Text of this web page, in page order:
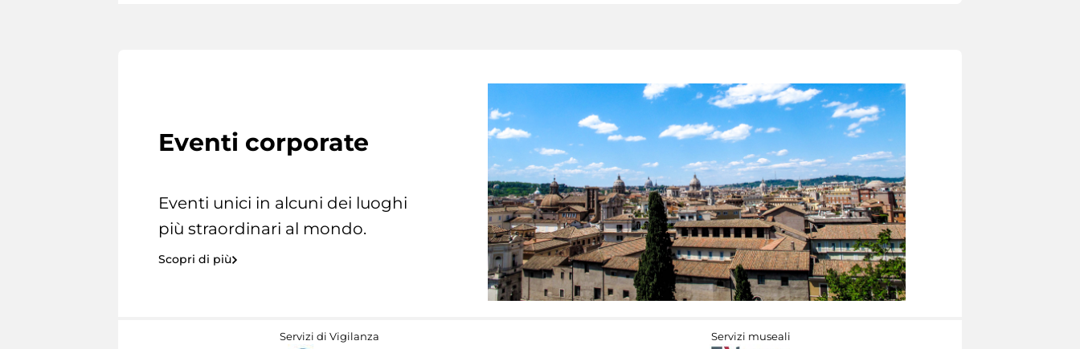
Eventi corporate
Eventi unici in alcuni dei luoghi
più straordinari al mondo.
Scopri di più
Servizi di Vigilanza Servizi museali